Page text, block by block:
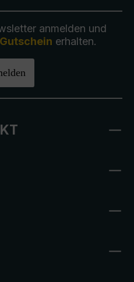
anmelden und
erhalten.